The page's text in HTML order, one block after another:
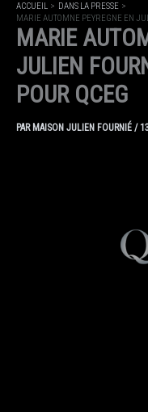
ACCUEIL
DANS LA PRESSE
MARIE AUTOMNE PEYREGNE EN
MARIE
JULIEN
POUR QCEG
PAR MAISON JULIEN FOURNIÉ /